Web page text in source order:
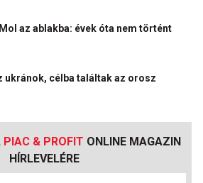
az ablakba: évek óta nem történt
ukránok, célba találtak az orosz
PIAC & PROFIT ONLINE MAGAZIN
HÍRLEVELÉRE